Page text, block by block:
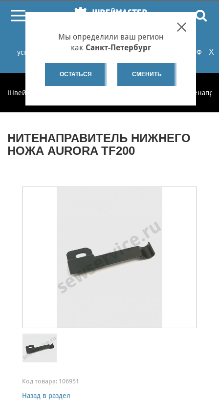
При проблемах с онлайн-оплатой заказов на сайте
установите российские сертификаты НУЦ Минцифры РФ
или используйте Яндекс.Браузер.Подробнее...
X
Мы определили ваш регион
как Санкт-Петербург
ОСТАТЬСЯ СМЕНИТЬ
Швеймастер
НИТЕНАПРАВИТЕЛЬ НИЖНЕГО
НОЖА AURORA TF200
Код товара: 106951
Назад в раздел